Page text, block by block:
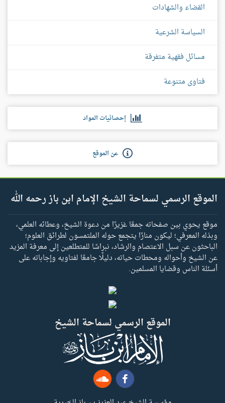
القضاء والشهادات
السياسة الشرعية
مسائل فقهية متفرقة
فتاوى متنوعة
إحصائيات المواد
عن الموقع
الموقع الرسمي لسماحة الشيخ الإمام ابن باز رحمه الله
موقع يحوي بين صفحاته جمعًا غزيرًا من دعوة الشيخ، وعطائه العلمي،
وبذله المعرفي؛ ليكون منارًا يتجمع حوله الملتمسون لطرائق العلوم؛
الباحثون عن سبل الاعتصام والرشاد، نبراسًا للمتطلعين إلى معرفة المزيد
عن الشيخ وأحواله ومحطات حياته، دليلًا جامعًا لفتاويه وإجاباته على
أسئلة الناس وقضايا المسلمين.
الموقع الرسمي لسماحة الشيخ